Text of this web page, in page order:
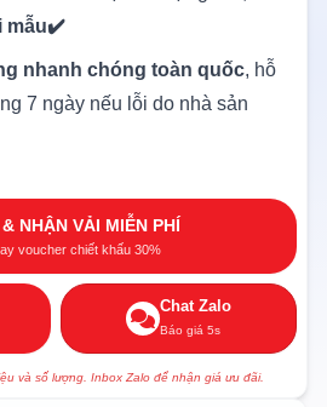
mẫu✔️
nhanh chóng toàn quốc, hỗ
7 ngày nếu lỗi do nhà sản
NHẬN VẢI MIỄN PHÍ
voucher chiết khấu 30%
Chat Zalo
Báo giá 5s
và số lượng. Inbox Zalo để nhận giá ưu đãi.